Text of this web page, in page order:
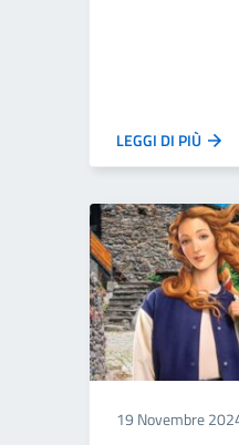
LEGGI DI PIÙ
19 Novembre